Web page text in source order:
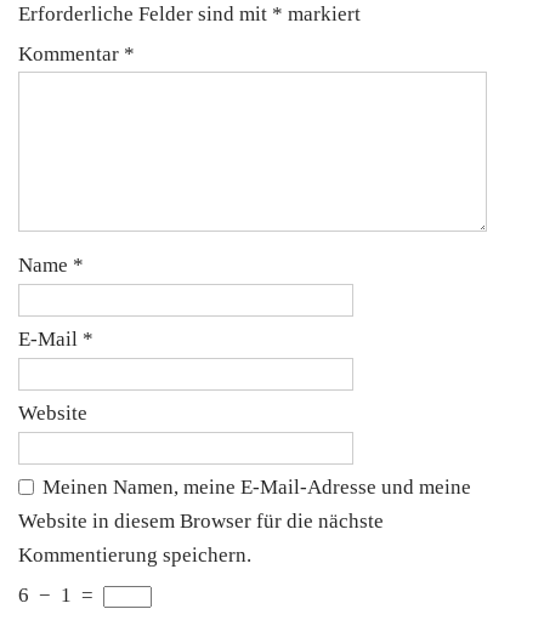
Erforderliche Felder sind mit * markiert
Kommentar *
Name *
E-Mail *
Website
Meinen Namen, meine E-Mail-Adresse und meine
Website in diesem Browser für die nächste
Kommentierung speichern.
6 − 1 =